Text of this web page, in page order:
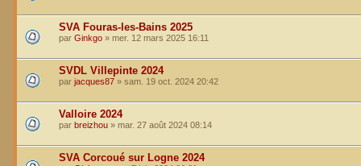
SVA Fouras-les-Bains 2025
par Ginkgo » mer. 12 mars 2025 16:11
SVDL Villepinte 2024
par jacques87 » sam. 19 oct. 2024 20:42
Valloire 2024
par breizhou » mar. 27 août 2024 08:14
SVA Corcoué sur Logne 2024